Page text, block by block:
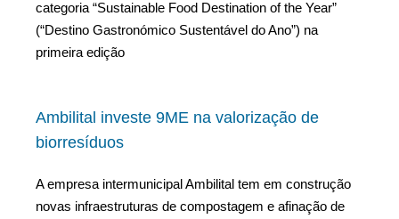
categoria “Sustainable Food Destination of the Year”
(“Destino Gastronómico Sustentável do Ano”) na
primeira edição
Ambilital investe 9ME na valorização de
biorresíduos
A empresa intermunicipal Ambilital tem em construção
novas infraestruturas de compostagem e afinação de